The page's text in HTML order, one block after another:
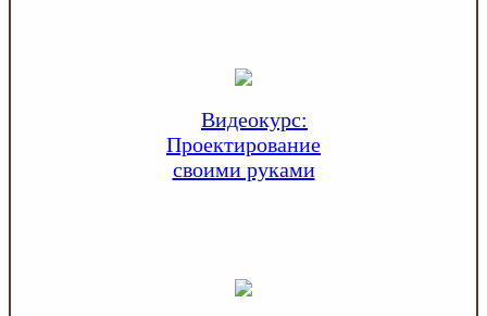
Видеокурс:
Проектирование
своими руками